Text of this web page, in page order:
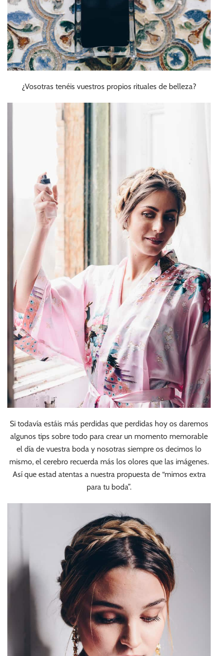
¿Vosotras tenéis vuestros propios rituales de belleza?
Si todavía estáis más perdidas que perdidas hoy os daremos
algunos tips sobre todo para crear un momento memorable
el día de vuestra boda y nosotras siempre os decimos lo
mismo, el cerebro recuerda más los olores que las imágenes.
Así que estad atentas a nuestra propuesta de “mimos extra
para tu boda”.